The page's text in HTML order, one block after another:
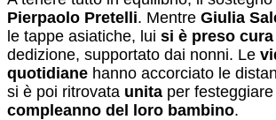
Pierpaolo Pretelli. Mentre Giulia
le tappe asiatiche, lui si è preso
dedizione, supportato dai nonni. Le
quotidiane hanno accorciato le
si è poi ritrovata unita per festeggiare
compleanno del loro bambino.